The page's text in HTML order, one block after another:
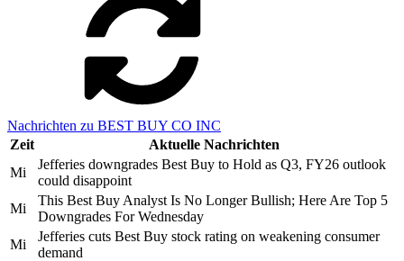
Nachrichten zu BEST BUY CO INC
Zeit
Aktuelle Nachrichten
Mi
Jefferies downgrades Best Buy to Hold as Q3, FY26 outlook
could disappoint
Mi
This Best Buy Analyst Is No Longer Bullish; Here Are Top 5
Downgrades For Wednesday
Mi
Jefferies cuts Best Buy stock rating on weakening consumer
demand